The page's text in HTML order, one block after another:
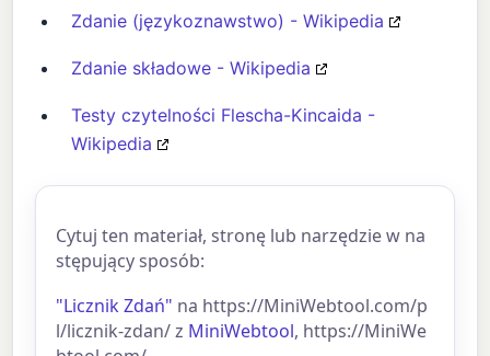
Zdanie (językoznawstwo) - Wikipedia
Zdanie składowe - Wikipedia
Testy czytelności Flescha-Kincaida -
Wikipedia
Cytuj ten materiał, stronę lub narzędzie w na
stępujący sposób:
"Licznik Zdań" na https://MiniWebtool.com/p
l/licznik-zdan/ z MiniWebtool, https://MiniWe